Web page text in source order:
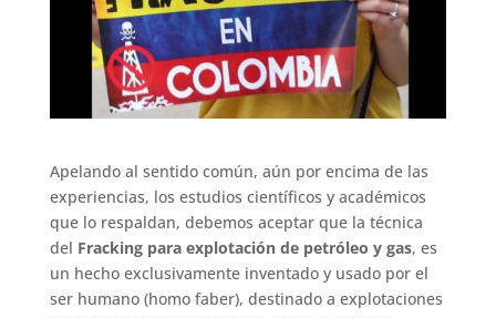
Apelando al sentido común, aún por encima de las
experiencias, los estudios científicos y académicos
que lo respaldan, debemos aceptar que la técnica
del Fracking para explotación de petróleo y gas, es
un hecho exclusivamente inventado y usado por el
ser humano (homo faber), destinado a explotaciones